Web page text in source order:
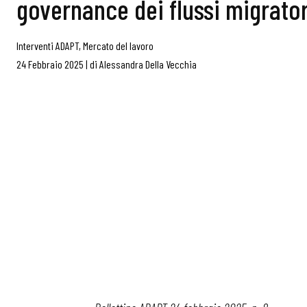
governance dei flussi
Interventi ADAPT, Mercato del lavoro
24 Febbraio 2025 | di Alessandra Della Vecchia